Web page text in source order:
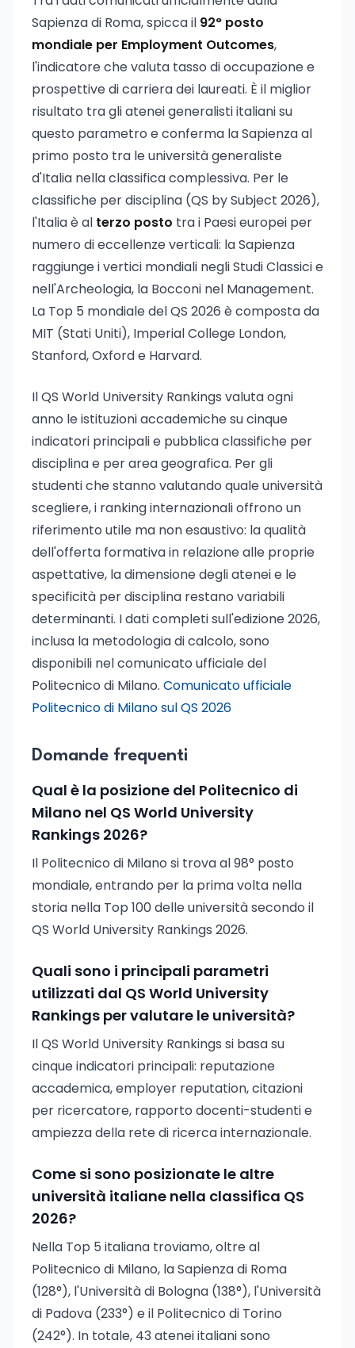
Sapienza di Roma, spicca il 92° posto
mondiale per Employment Outcomes,
l'indicatore che valuta tasso di occupazione e
prospettive di carriera dei laureati. È il miglior
risultato tra gli atenei generalisti italiani su
questo parametro e conferma la Sapienza al
primo posto tra le università generaliste
d'Italia nella classifica complessiva. Per le
classifiche per disciplina (QS by Subject 2026),
l'Italia è al terzo posto tra i Paesi europei per
numero di eccellenze verticali: la Sapienza
raggiunge i vertici mondiali negli Studi Classici e
nell'Archeologia, la Bocconi nel Management.
La Top 5 mondiale del QS 2026 è composta da
MIT (Stati Uniti), Imperial College London,
Stanford, Oxford e Harvard.
Il QS World University Rankings valuta ogni
anno le istituzioni accademiche su cinque
indicatori principali e pubblica classifiche per
disciplina e per area geografica. Per gli
studenti che stanno valutando quale università
scegliere, i ranking internazionali offrono un
riferimento utile ma non esaustivo: la qualità
dell'offerta formativa in relazione alle proprie
aspettative, la dimensione degli atenei e le
specificità per disciplina restano variabili
determinanti. I dati completi sull'edizione 2026,
inclusa la metodologia di calcolo, sono
disponibili nel comunicato ufficiale del
Politecnico di Milano. Comunicato ufficiale
Politecnico di Milano sul QS 2026
Domande frequenti
Qual è la posizione del Politecnico di
Milano nel QS World University
Rankings 2026?
Il Politecnico di Milano si trova al 98° posto
mondiale, entrando per la prima volta nella
storia nella Top 100 delle università secondo il
QS World University Rankings 2026.
Quali sono i principali parametri
utilizzati dal QS World University
Rankings per valutare le università?
Il QS World University Rankings si basa su
cinque indicatori principali: reputazione
accademica, employer reputation, citazioni
per ricercatore, rapporto docenti-studenti e
ampiezza della rete di ricerca internazionale.
Come si sono posizionate le altre
università italiane nella classifica QS
2026?
Nella Top 5 italiana troviamo, oltre al
Politecnico di Milano, la Sapienza di Roma
(128°), l'Università di Bologna (138°), l'Università
di Padova (233°) e il Politecnico di Torino
(242°). In totale, 43 atenei italiani sono